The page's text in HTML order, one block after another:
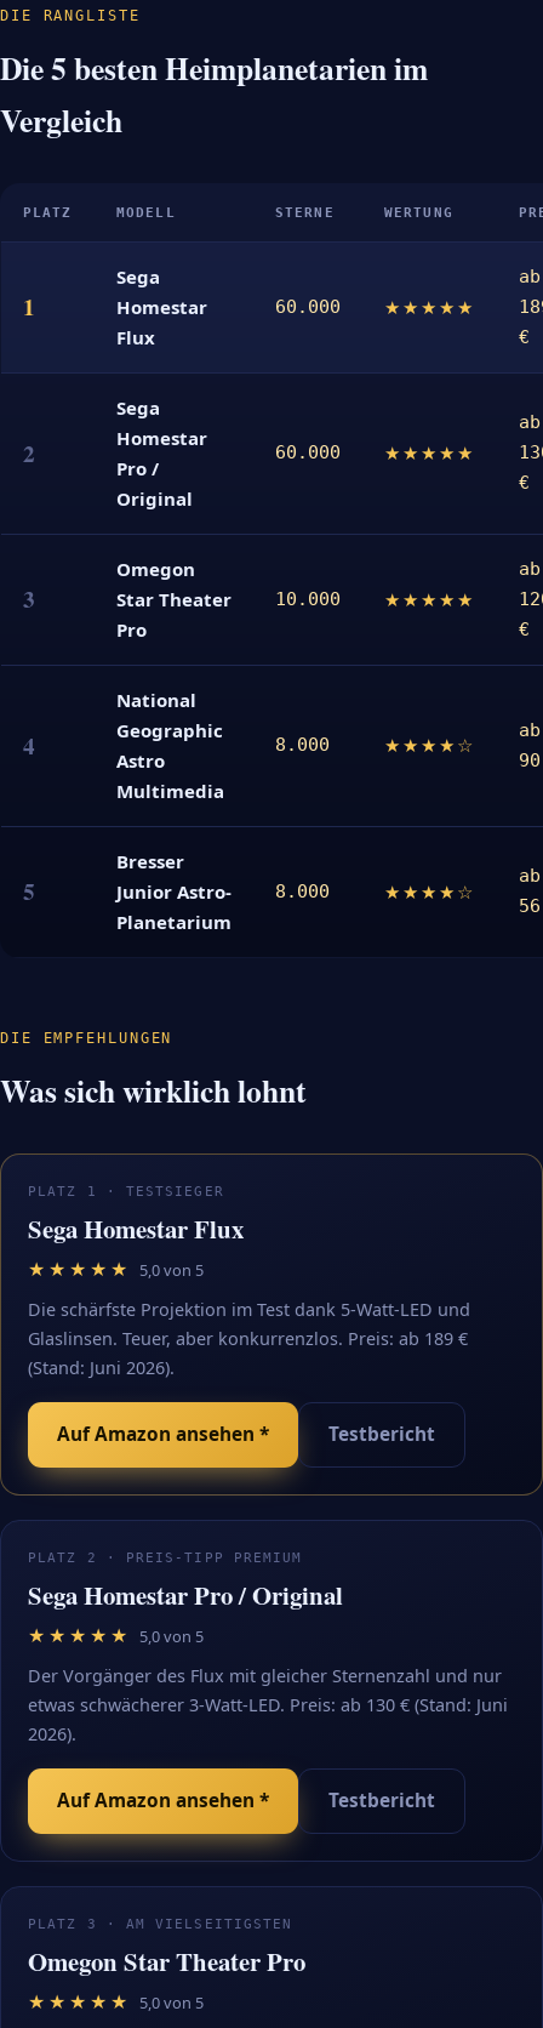
DIE RANGLISTE
Die 5 besten Heimplanetarien im
Vergleich
PLATZ MODELL STERNE WERTUNG
1
Sega
Homestar
Flux
60.000 ★★★★★
ab
€
2
Sega
Homestar
Pro /
Original
60.000 ★★★★★
ab
€
3
Omegon
Star Theater
Pro
10.000 ★★★★★
ab
€
4
National
Geographic
Astro
Multimedia
8.000 ★★★★☆
ab
5
Bresser
Junior Astro-
Planetarium
8.000 ★★★★☆
ab
DIE EMPFEHLUNGEN
Was sich wirklich lohnt
PLATZ 1 · TESTSIEGER
Sega Homestar Flux
★★★★★ 5,0 von 5
Die schärfste Projektion im Test dank 5-Watt-LED und
Glaslinsen. Teuer, aber konkurrenzlos. Preis: ab 189 €
(Stand: Juni 2026).
Auf Amazon ansehen * Testbericht
PLATZ 2 · PREIS-TIPP PREMIUM
Sega Homestar Pro / Original
★★★★★ 5,0 von 5
Der Vorgänger des Flux mit gleicher Sternenzahl und nur
etwas schwächerer 3-Watt-LED. Preis: ab 130 € (Stand: Juni
2026).
Auf Amazon ansehen * Testbericht
PLATZ 3 · AM VIELSEITIGSTEN
Omegon Star Theater Pro
★★★★★ 5,0 von 5